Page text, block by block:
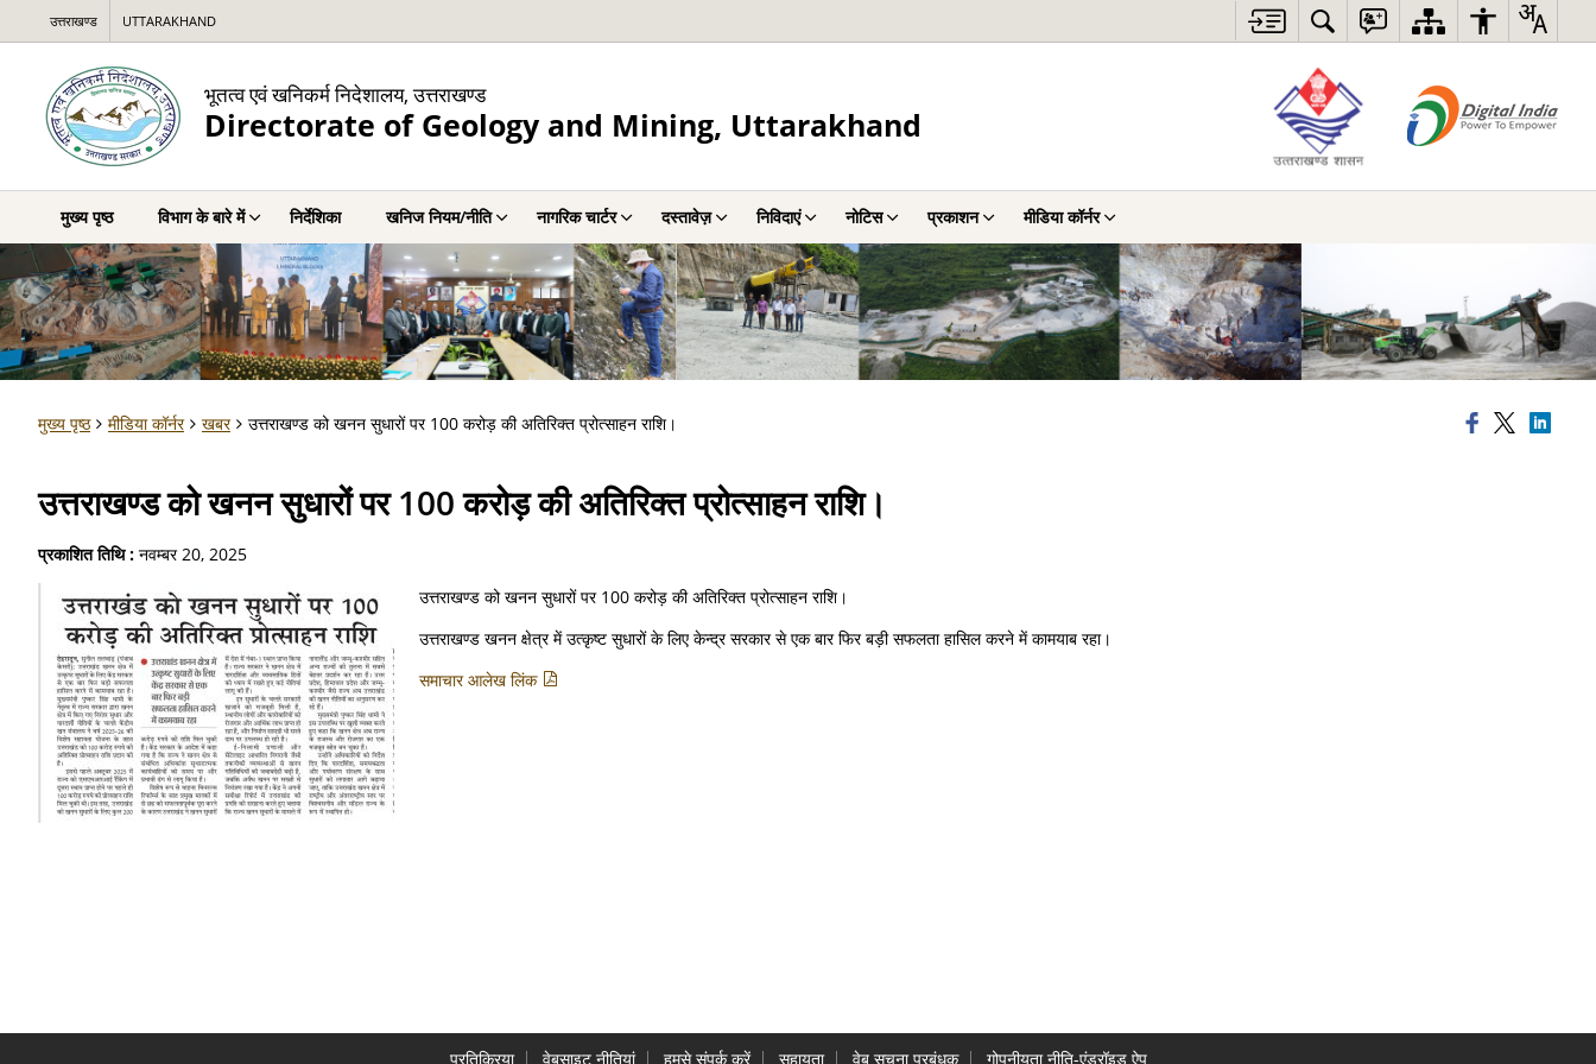
उत्तराखण्ड UTTARAKHAND
भूतत्व एवं खनिकर्म निदेशालय, उत्तराखण्ड
Directorate of Geology and Mining, Uttarakhand
मुख्य पृष्ठ विभाग के बारे में निर्देशिका खनिज नियम/नीति नागरिक चार्टर दस्तावेज़ निविदाएं नोटिस प्रकाशन मीडिया कॉर्नर
मुख्य पृष्ठ मीडिया कॉर्नर खबर उत्तराखण्ड को खनन सुधारों पर 100 करोड़ की अतिरिक्त प्रोत्साहन राशि।
उत्तराखण्ड को खनन सुधारों पर 100 करोड़ की अतिरिक्त प्रोत्साहन राशि।
प्रकाशित तिथि : नवम्बर 20, 2025
उत्तराखण्ड को खनन सुधारों पर 100 करोड़ की अतिरिक्त प्रोत्साहन राशि।
उत्तराखण्ड खनन क्षेत्र में उत्कृष्ट सुधारों के लिए केन्द्र सरकार से एक बार फिर बड़ी सफलता हासिल करने में कामयाब रहा।
समाचार आलेख लिंक
प्रतिक्रिया वेबसाइट नीतियां हमसे संपर्क करें सहायता वेब सूचना प्रबंधक गोपनीयता नीति-एंड्रॉइड ऐप